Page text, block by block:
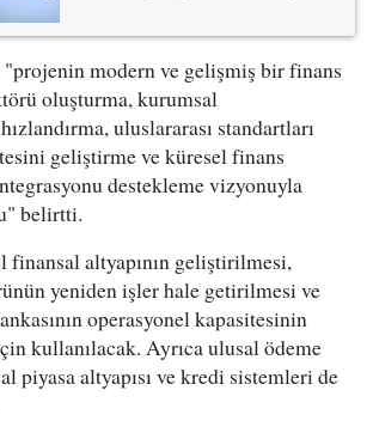
"projenin modern ve gelişmiş bir finans
oluşturma, kurumsal
uluslararası standartları
geliştirme ve küresel finans
destekleme vizyonuyla
belirtti.
finansal altyapının geliştirilmesi,
yeniden işler hale getirilmesi ve
operasyonel kapasitesinin
kullanılacak. Ayrıca ulusal ödeme
piyasa altyapısı ve kredi sistemleri de